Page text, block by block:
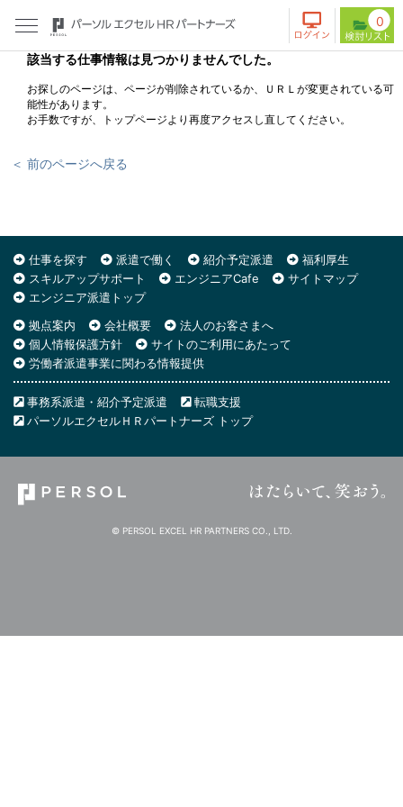
0
該当する仕事情報は見つかりませんでした。
お探しのページは、ページが削除されているか、ＵＲＬが変更されている可
能性があります。
お手数ですが、トップページより再度アクセスし直してください。
＜ 前のページへ戻る
仕事を探す 派遣で働く 紹介予定派遣
福利厚生
スキルアップサポート
エンジニアCafe
サイトマップ
エンジニア派遣トップ
拠点案内
会社概要
法人のお客さまへ
個人情報保護方針
サイトのご利用にあたって
労働者派遣事業に関わる情報提供
事務系派遣・紹介予定派遣
転職支援
パーソルエクセルＨＲパートナーズ トップ
© PERSOL EXCEL HR PARTNERS CO., LTD.